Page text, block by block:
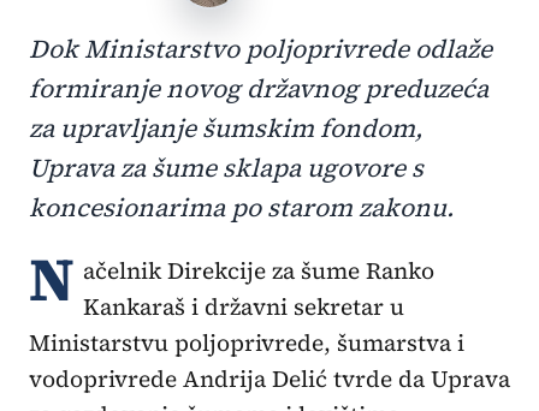
Dok Ministarstvo poljoprivrede odlaže
formiranje novog državnog preduzeća
za upravljanje šumskim fondom,
Uprava za šume sklapa ugovore s
koncesionarima po starom zakonu.
N ačelnik Direkcije za šume Ranko
Kankaraš i državni sekretar u
Ministarstvu poljoprivrede, šumarstva i
vodoprivrede Andrija Delić tvrde da Uprava